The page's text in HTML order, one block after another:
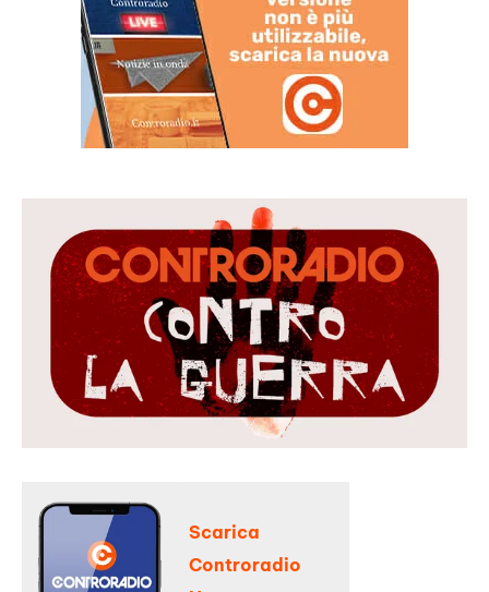
Scarica
Controradio